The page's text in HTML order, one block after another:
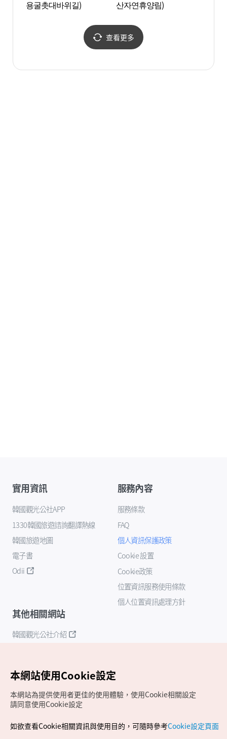
용굴촛대바위길)
산자연휴양림)
查看更多
實用資訊
韓國觀光公社APP
1330韓國旅遊諮詢翻譯熱線
韓國旅遊地圖
電子書
Odii
服務內容
服務條款
FAQ
個人資訊保護政策
Cookie 設置
Cookie政策
位置資訊服務使用條款
個人位置資訊處理方針
其他相關網站
韓國觀光公社介紹
Copyrights (c) 韓國觀光公社版權所有
本網站使用Cookie設定
本網站為提供使用者更佳的使用體驗，使用Cookie相關設定
請同意使用Cookie設定
如欲查看Cookie相關資訊與使用目的，可隨時參考Cookie設定頁面